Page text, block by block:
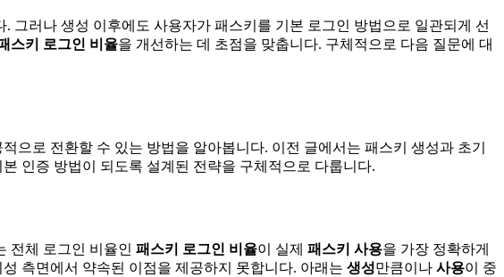
. 그러나 생성 이후에도 사용자가 패스키를 기본 로그인 방법으로 일관되게 선
스키 로그인 비율을 개선하는 데 초점을 맞춥니다. 구체적으로 다음 질문에 대
으로 전환할 수 있는 방법을 알아봅니다. 이전 글에서는 패스키 생성과 초기
인증 방법이 되도록 설계된 전략을 구체적으로 다룹니다.
전체 로그인 비율인 패스키 로그인 비율이 실제 패스키 사용을 가장 정확하게
측면에서 약속된 이점을 제공하지 못합니다. 아래는 생성만큼이나 사용이 중